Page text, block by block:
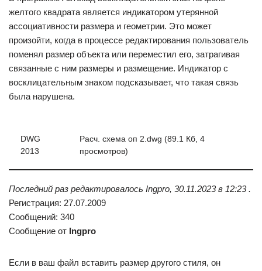
желтого квадрата является индикатором утерянной
ассоциативности размера и геометрии. Это может
произойти, когда в процессе редактирования пользователь
поменял размер объекта или переместил его, затрагивая
связанные с ним размеры и размещение. Индикатор с
восклицательным знаком подсказывает, что такая связь
была нарушена.
DWG
2013
Расч. схема оп 2.dwg (89.1 Кб, 4
просмотров)
Последний раз редактировалось Ingpro, 30.11.2023 в 12:23 .
Регистрация: 27.07.2009
Сообщений: 340
Сообщение от Ingpro
Если в ваш файл вставить размер другого стиля, он